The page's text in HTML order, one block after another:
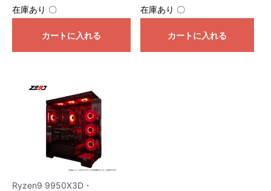
在庫あり 〇
カートに入れる
在庫あり 〇
カートに入れる
Ryzen9 9950X3D・